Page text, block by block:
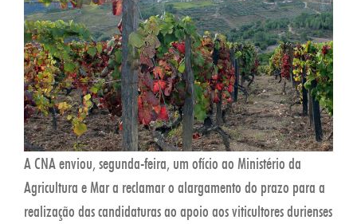
A CNA enviou, segunda-feira, um ofício ao Ministério da
Agricultura e Mar a reclamar o alargamento do prazo para a
realização das candidaturas ao apoio aos viticultores durienses